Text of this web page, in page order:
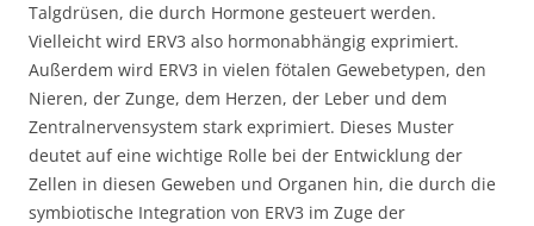
Talgdrüsen, die durch Hormone gesteuert werden.
Vielleicht wird ERV3 also hormonabhängig exprimiert.
Außerdem wird ERV3 in vielen fötalen Gewebetypen, den
Nieren, der Zunge, dem Herzen, der Leber und dem
Zentralnervensystem stark exprimiert. Dieses Muster
deutet auf eine wichtige Rolle bei der Entwicklung der
Zellen in diesen Geweben und Organen hin, die durch die
symbiotische Integration von ERV3 im Zuge der